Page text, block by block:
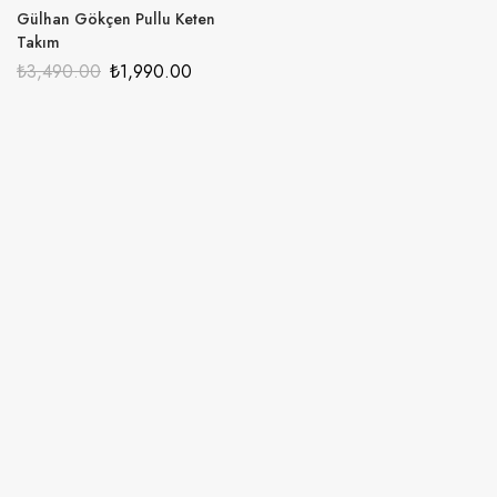
Gülhan Gökçen Pullu Keten
Takım
₺3,490.00 ₺1,990.00